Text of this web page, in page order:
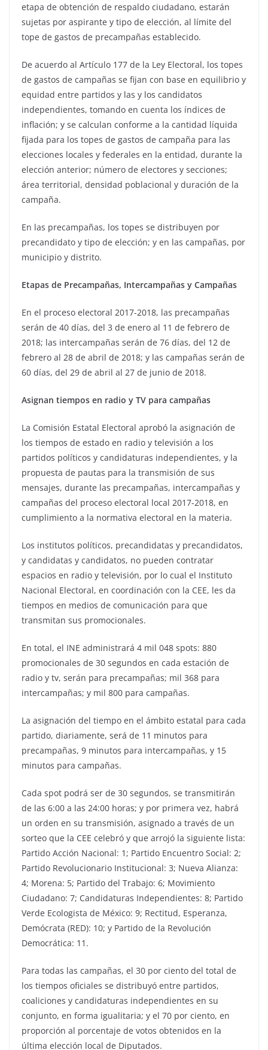
etapa de obtención de respaldo ciudadano, estarán
sujetas por aspirante y tipo de elección, al límite del
tope de gastos de precampañas establecido.
De acuerdo al Artículo 177 de la Ley Electoral, los topes
de gastos de campañas se fijan con base en equilibrio y
equidad entre partidos y las y los candidatos
independientes, tomando en cuenta los índices de
inflación; y se calculan conforme a la cantidad líquida
fijada para los topes de gastos de campaña para las
elecciones locales y federales en la entidad, durante la
elección anterior; número de electores y secciones;
área territorial, densidad poblacional y duración de la
campaña.
En las precampañas, los topes se distribuyen por
precandidato y tipo de elección; y en las campañas, por
municipio y distrito.
Etapas de Precampañas, Intercampañas y Campañas
En el proceso electoral 2017-2018, las precampañas
serán de 40 días, del 3 de enero al 11 de febrero de
2018; las intercampañas serán de 76 días, del 12 de
febrero al 28 de abril de 2018; y las campañas serán de
60 días, del 29 de abril al 27 de junio de 2018.
Asignan tiempos en radio y TV para campañas
La Comisión Estatal Electoral aprobó la asignación de
los tiempos de estado en radio y televisión a los
partidos políticos y candidaturas independientes, y la
propuesta de pautas para la transmisión de sus
mensajes, durante las precampañas, intercampañas y
campañas del proceso electoral local 2017-2018, en
cumplimiento a la normativa electoral en la materia.
Los institutos políticos, precandidatas y precandidatos,
y candidatas y candidatos, no pueden contratar
espacios en radio y televisión, por lo cual el Instituto
Nacional Electoral, en coordinación con la CEE, les da
tiempos en medios de comunicación para que
transmitan sus promocionales.
En total, el INE administrará 4 mil 048 spots: 880
promocionales de 30 segundos en cada estación de
radio y tv, serán para precampañas; mil 368 para
intercampañas; y mil 800 para campañas.
La asignación del tiempo en el ámbito estatal para cada
partido, diariamente, será de 11 minutos para
precampañas, 9 minutos para intercampañas, y 15
minutos para campañas.
Cada spot podrá ser de 30 segundos, se transmitirán
de las 6:00 a las 24:00 horas; y por primera vez, habrá
un orden en su transmisión, asignado a través de un
sorteo que la CEE celebró y que arrojó la siguiente lista:
Partido Acción Nacional: 1; Partido Encuentro Social: 2;
Partido Revolucionario Institucional: 3; Nueva Alianza:
4; Morena: 5; Partido del Trabajo: 6; Movimiento
Ciudadano: 7; Candidaturas Independientes: 8; Partido
Verde Ecologista de México: 9; Rectitud, Esperanza,
Demócrata (RED): 10; y Partido de la Revolución
Democrática: 11.
Para todas las campañas, el 30 por ciento del total de
los tiempos oficiales se distribuyó entre partidos,
coaliciones y candidaturas independientes en su
conjunto, en forma igualitaria; y el 70 por ciento, en
proporción al porcentaje de votos obtenidos en la
última elección local de Diputados.